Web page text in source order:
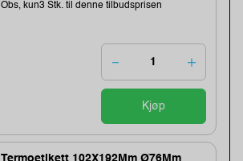
Obs, kun3 Stk. til denne tilbudsprisen
Kjøp
Termoetikett 102X192Mm Ø76Mm